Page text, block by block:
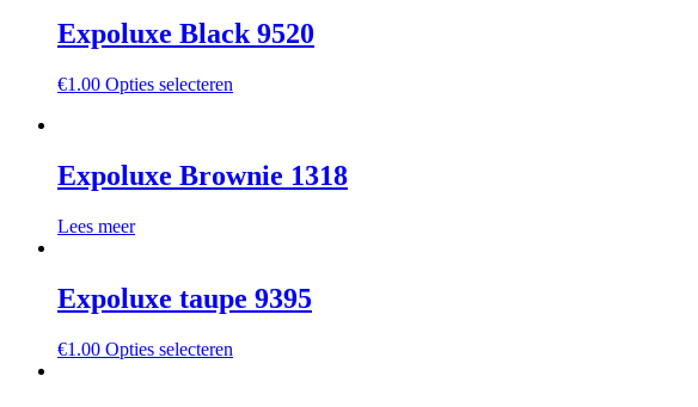
Expoluxe Black 9520
€1.00 Opties selecteren
Expoluxe Brownie 1318
Lees meer
Expoluxe taupe 9395
€1.00 Opties selecteren